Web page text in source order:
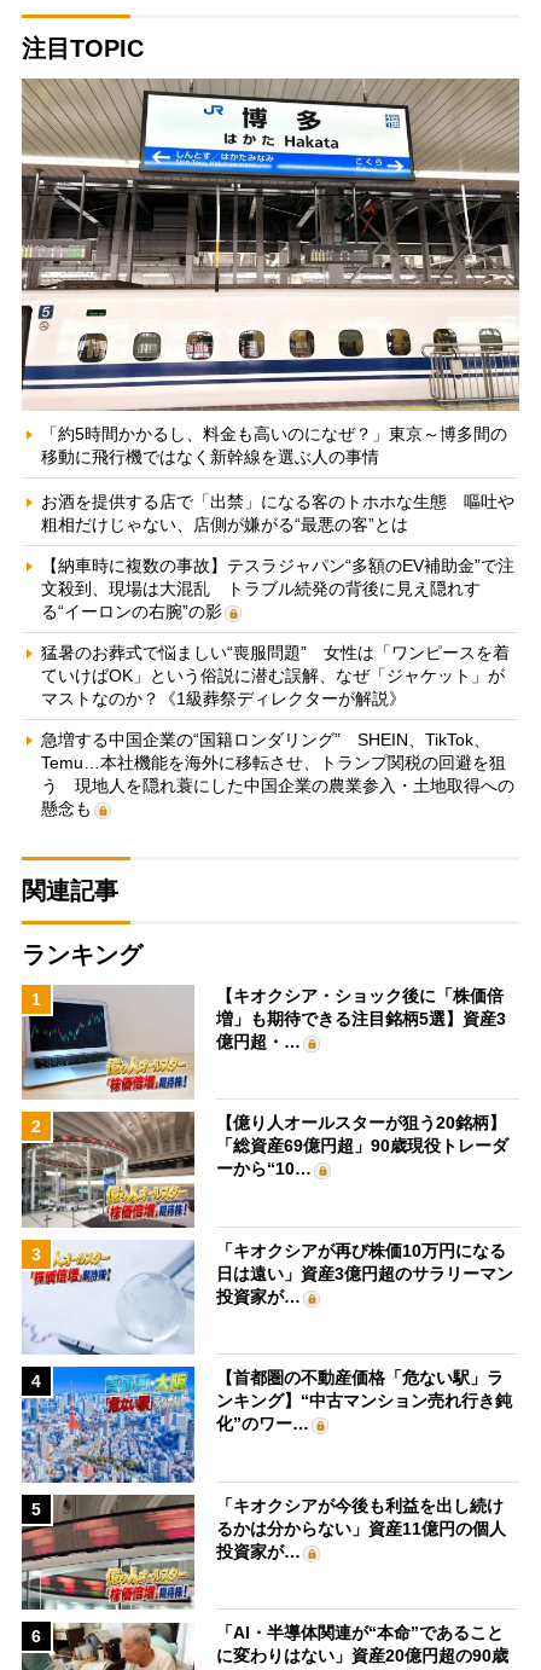
注目TOPIC
「約5時間かかるし、料金も高いのになぜ？」東京～博多間の
移動に飛行機ではなく新幹線を選ぶ人の事情
お酒を提供する店で「出禁」になる客のトホホな生態 嘔吐や
粗相だけじゃない、店側が嫌がる“最悪の客”とは
【納車時に複数の事故】テスラジャパン“多額のEV補助金”で注
文殺到、現場は大混乱 トラブル続発の背後に見え隠れす
る“イーロンの右腕”の影
猛暑のお葬式で悩ましい“喪服問題” 女性は「ワンピースを着
ていけばOK」という俗説に潜む誤解、なぜ「ジャケット」が
マストなのか？《1級葬祭ディレクターが解説》
急増する中国企業の“国籍ロンダリング” SHEIN、TikTok、
Temu…本社機能を海外に移転させ、トランプ関税の回避を狙
う 現地人を隠れ蓑にした中国企業の農業参入・土地取得への
懸念も
関連記事
ランキング
1
【キオクシア・ショック後に「株価倍
増」も期待できる注目銘柄5選】資産3
億円超・…
2
【億り人オールスターが狙う20銘柄】
「総資産69億円超」90歳現役トレーダ
ーから“10…
3
「キオクシアが再び株価10万円になる
日は遠い」資産3億円超のサラリーマン
投資家が…
4
【首都圏の不動産価格「危ない駅」ラ
ンキング】“中古マンション売れ行き鈍
化”のワー…
5
「キオクシアが今後も利益を出し続け
るかは分からない」資産11億円の個人
投資家が…
6
「AI・半導体関連が“本命”であること
に変わりはない」資産20億円超の90歳